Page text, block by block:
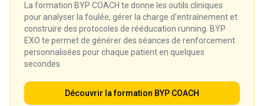
La formation BYP COACH te donne les outils cliniques
pour analyser la foulée, gérer la charge d'entraînement et
construire des protocoles de rééducation running. BYP
EXO te permet de générer des séances de renforcement
personnalisées pour chaque patient en quelques
secondes.
Découvrir la formation BYP COACH